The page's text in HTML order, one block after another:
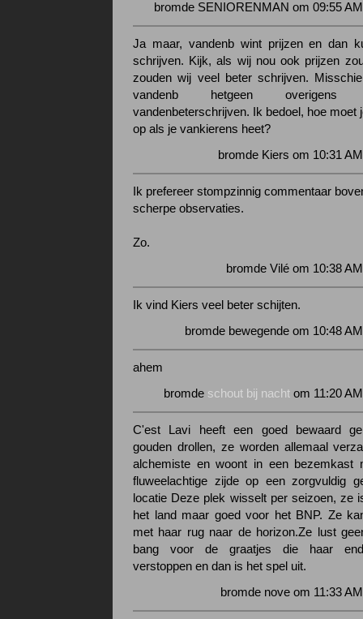
bromde SENIORENMAN om 09:55
Ja maar, vandenb wint prijzen en dan
schrijven. Kijk, als wij nou ook prijzen
zouden wij veel beter schrijven.
vandenb hetgeen
vandenbeterschrijven. Ik bedoel, hoe moet
op als je vankierens heet?
bromde Kiers om 10:31
Ik prefereer stompzinnig commentaar
scherpe observaties.
Zo.
bromde Vilé om 10:38
Ik vind Kiers veel beter schijten.
bromde bewegende om 10:48
ahem
bromde schout bij nacht om 11:20
C'est Lavi heeft een goed bewaard
gouden drollen, ze worden allemaal
alchemiste en woont in een bezemkast
fluweelachtige zijde op een zorgvuldig
locatie Deze plek wisselt per seizoen, ze
het land maar goed voor het BNP. Ze
met haar rug naar de horizon.Ze lust
bang voor de graatjes die haar
verstoppen en dan is het spel uit.
bromde nove om 11:33